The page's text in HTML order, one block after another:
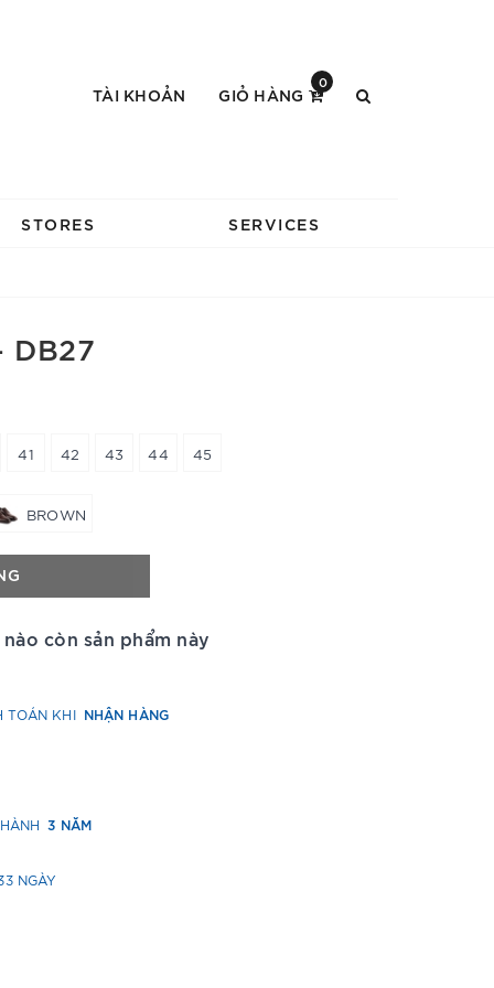
TÀI KHOẢN GIỎ HÀNG
0
STORES SERVICES
DB27
41 42 43 44 45
BROWN
còn sản phẩm này
TOÁN KHI NHẬN HÀNG
3 NĂM
NGÀY